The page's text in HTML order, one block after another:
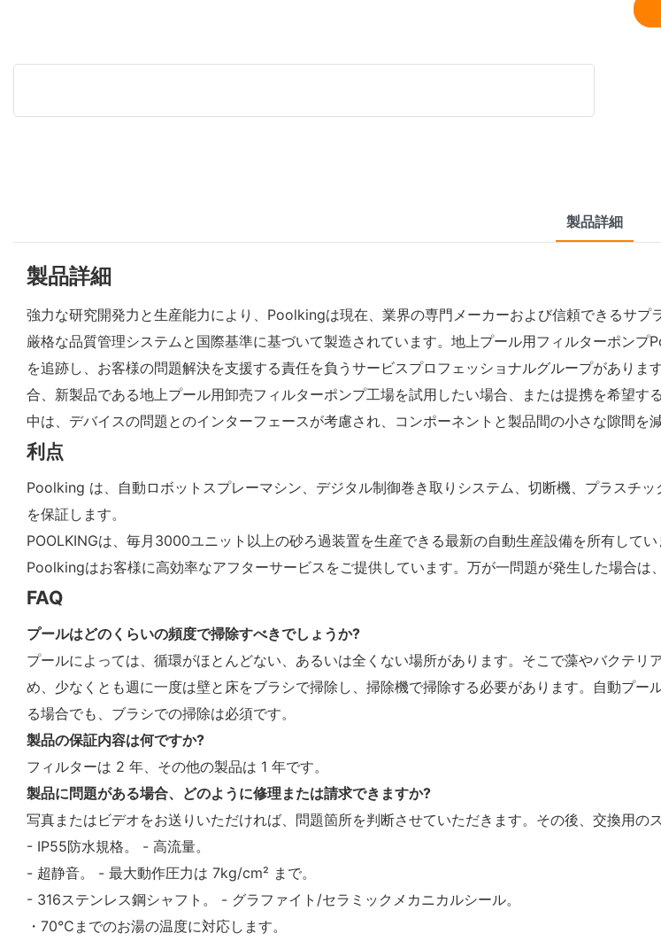
製品詳細
製品詳細
強力な研究開発力と生産能力により、Poolkingは現在、業界の専門メーカーおよび信頼できるサプ
厳格な品質管理システムと国際基準に基づいて製造されています。地上プール用フィルターポン
を追跡し、お客様の問題解決を支援する責任を負うサービスプロフェッショナルグループがあり
合、新製品である地上プール用卸売フィルターポンプ工場を試用したい場合、または提携を希望
中は、デバイスの問題とのインターフェースが考慮され、コンポーネントと製品間の小さな隙間を
利点
Poolking は、自動ロボットスプレーマシン、デジタル制御巻き取りシステム、切断機、プラスチ
を保証します。
POOLKINGは、毎月3000ユニット以上の砂ろ過装置を生産できる最新の自動生産設備を所有してい
Poolkingはお客様に高効率なアフターサービスをご提供しています。万が一問題が発生した場合は
FAQ
プールはどのくらいの頻度で掃除すべきでしょうか?
プールによっては、循環がほとんどない、あるいは全くない場所があります。そこで藻やバクテ
め、少なくとも週に一度は壁と床をブラシで掃除し、掃除機で掃除する必要があります。自動プ
る場合でも、ブラシでの掃除は必須です。
製品の保証内容は何ですか?
フィルターは 2 年、その他の製品は 1 年です。
製品に問題がある場合、どのように修理または請求できますか?
写真またはビデオをお送りいただければ、問題箇所を判断させていただきます。その後、交換用の
- IP55防水規格。 - 高流量。
- 超静音。 - 最大動作圧力は 7kg/cm² まで。
- 316ステンレス鋼シャフト。 - グラファイト/セラミックメカニカルシール。
・70℃までのお湯の温度に対応します。